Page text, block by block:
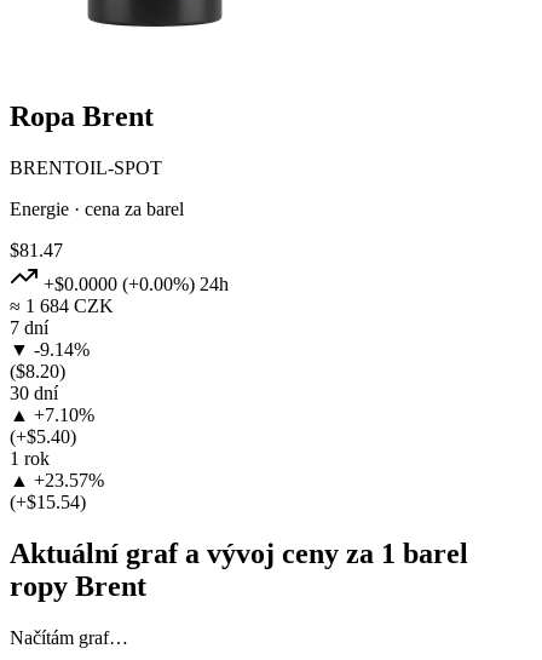
Ropa Brent
BRENTOIL-SPOT
Energie · cena za barel
$81.47
+$0.0000 (+0.00%) 24h
≈ 1 684 CZK
7 dní
▼ -9.14%
($8.20)
30 dní
▲ +7.10%
(+$5.40)
1 rok
▲ +23.57%
(+$15.54)
Aktuální graf a vývoj ceny za 1 barel
ropy Brent
Načítám graf…